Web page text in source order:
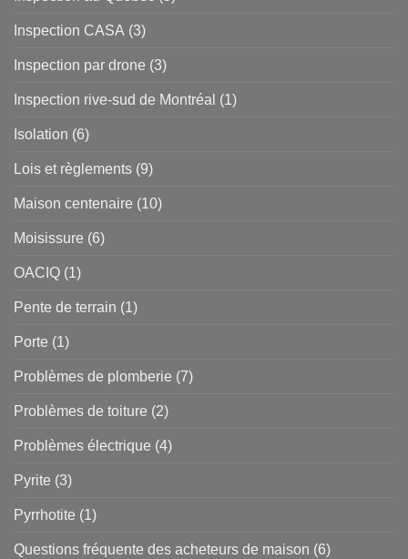
Inspection CASA (3)
Inspection par drone (3)
Inspection rive-sud de Montréal (1)
Isolation (6)
Lois et règlements (9)
Maison centenaire (10)
Moisissure (6)
OACIQ (1)
Pente de terrain (1)
Porte (1)
Problèmes de plomberie (7)
Problèmes de toiture (2)
Problèmes électrique (4)
Pyrite (3)
Pyrrhotite (1)
Questions fréquente des acheteurs de maison (6)